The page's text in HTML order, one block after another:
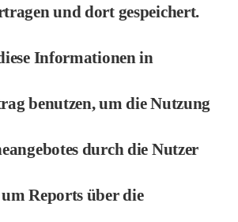
und dort gespeichert.
Informationen in
benutzen, um die Nutzung
durch die Nutzer
Reports über die